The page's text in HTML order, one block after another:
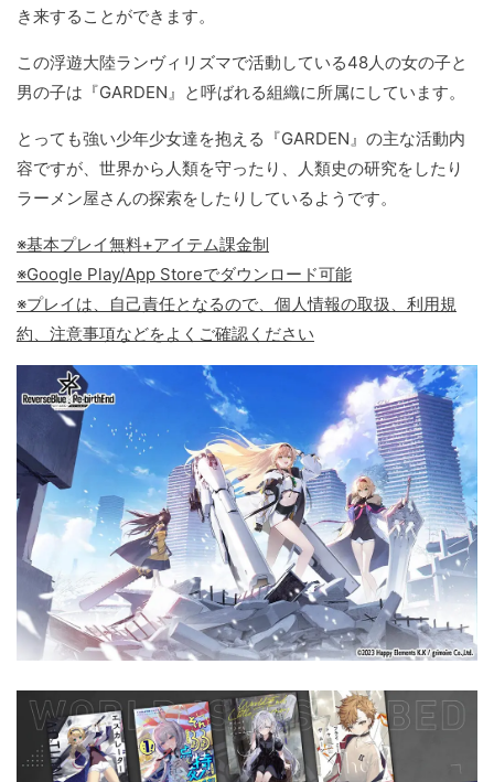
き来することができます。
この浮遊大陸ランヴィリズマで活動している48人の女の子と
男の子は『GARDEN』と呼ばれる組織に所属にしています。
とっても強い少年少女達を抱える『GARDEN』の主な活動内
容ですが、世界から人類を守ったり、人類史の研究をしたり
ラーメン屋さんの探索をしたりしているようです。
※基本プレイ無料+アイテム課金制
※Google Play/App Storeでダウンロード可能
※プレイは、自己責任となるので、個人情報の取扱、利用規
約、注意事項などをよくご確認ください